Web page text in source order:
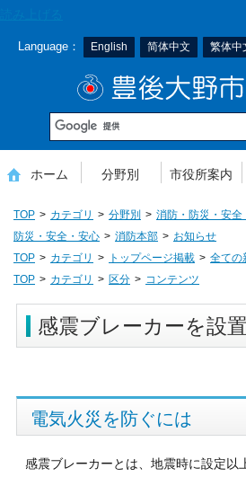
Language： English 简体中文 繁体中
ホーム 分野別 市役所案内
TOP カテゴリ 分野別
消防・防災・安全
防災・安全・安心
消防本部
お知らせ
TOP
カテゴリ トップページ掲載
全ての
TOP
カテゴリ 区分 コンテンツ
感震ブレーカーを設
電気火災を防ぐには
感震ブレーカーとは、地震時に設定以